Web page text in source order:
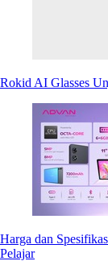
Rokid AI Glasses
Harga dan
Pelajar